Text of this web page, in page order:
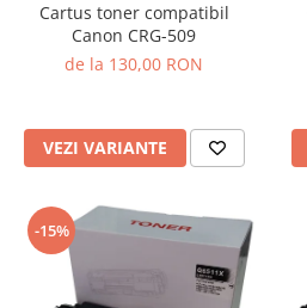
Cartus toner compatibil
Canon CRG-509
de la 130,00 RON
VEZI VARIANTE
-15%